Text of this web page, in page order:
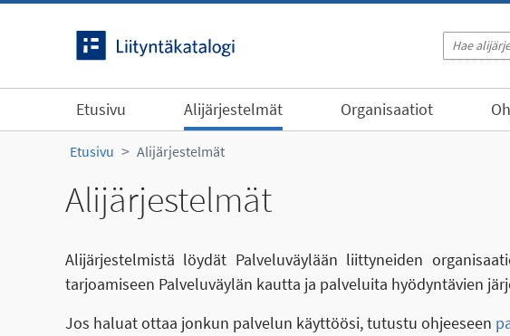
Etusivu Alijärjestelmät Organisaatiot
Etusivu Alijärjestelmät
Alijärjestelmät
Alijärjestelmistä löydät Palveluväylään liittyneiden
tarjoamiseen Palveluväylän kautta ja palveluita hyödyntävien
Jos haluat ottaa jonkun palvelun käyttöösi, tutustu ohjeeseen